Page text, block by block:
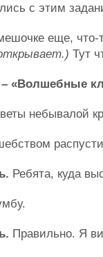
с этим
еще, что-
Тут
– «Волшебные
небывалой
Ребята, куда
Правильно. Я